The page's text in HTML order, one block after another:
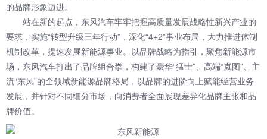
的品牌形象迈进。
站在新的起点，东风汽车牢牢把握高质量发展战略性新兴产业的
要求，实施“转型升级三年行动”，深化“4+2”事业布局，大力推进体制
机制改革，提速发展新能源事业。以品牌战略为指引，聚焦新能源市
场，东风汽车打出了品牌组合拳，构建了豪华“猛士”、高端“岚图”、主
流“东风”的全领域新能源品牌格局，以品牌的进阶向上赋能经营业务
发展，并针对不同细分市场，向消费者全面展现差异化品牌主张和品
牌价值。